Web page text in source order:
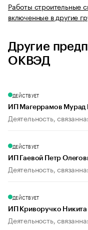
Работы строительные
включенные в другие
Другие
ОКВЭД
ДЕЙСТВУЕТ
ИП Магеррамов Мурад
Деятельность,
ДЕЙСТВУЕТ
ИП Гаевой Петр
Деятельность,
ДЕЙСТВУЕТ
ИП Криворучко
Деятельность,